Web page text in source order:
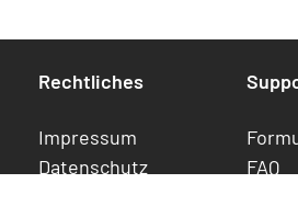
Rechtliches
Impressum
Datenschutz
FAQ